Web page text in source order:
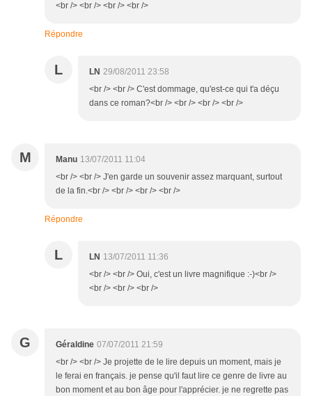
<br /> <br /> <br /> <br />
Répondre
L LN 29/08/2011 23:58
<br /> <br /> C'est dommage, qu'est-ce qui t'a déçu
dans ce roman?<br /> <br /> <br /> <br />
M Manu 13/07/2011 11:04
<br /> <br /> J'en garde un souvenir assez marquant, surtout
de la fin.<br /> <br /> <br /> <br />
Répondre
L LN 13/07/2011 11:36
<br /> <br /> Oui, c'est un livre magnifique :-)<br />
<br /> <br /> <br />
G Géraldine 07/07/2011 21:59
<br /> <br /> Je projette de le lire depuis un moment, mais je
le ferai en français. je pense qu'il faut lire ce genre de livre au
bon moment et au bon âge pour l'apprécier. je ne regrette pas